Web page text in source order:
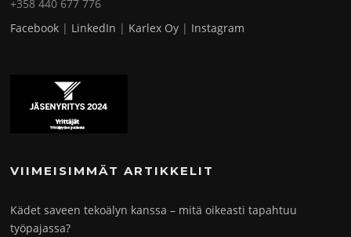
+358 440 677 776
Facebook | LinkedIn | Karlex Oy | Instagram
VIIMEISIMMÄT ARTIKKELIT
Kädet saveen tekoälyn kanssa – mitä oikeasti tapahtuu
työpajassa?